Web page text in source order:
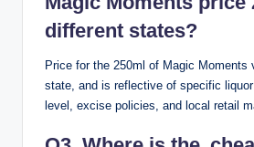
parieurs
Malgré ses nombreux atouts, le
exempt de limitations qui méritent
honnêtement. La première concerne les
different states?
Price for the 250ml of Magic Moments
state, and is reflective of specific
level, excise policies, and local retail